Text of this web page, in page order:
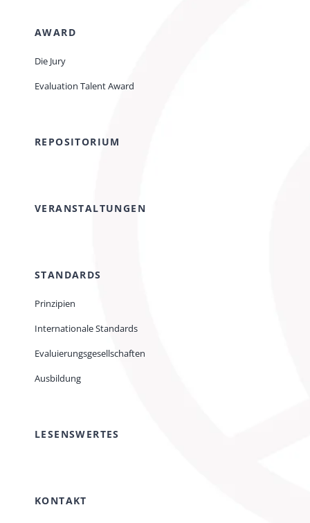
AWARD
Die Jury
Evaluation Talent Award
REPOSITORIUM
VERANSTALTUNGEN
STANDARDS
Prinzipien
Internationale Standards
Evaluierungsgesellschaften
Ausbildung
LESENSWERTES
KONTAKT